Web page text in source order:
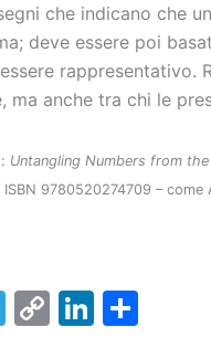
che indicano che
deve essere poi
rappresentativo.
ma anche tra chi le
: Untangling Numbers from
9780520274709 –
T
C
Li